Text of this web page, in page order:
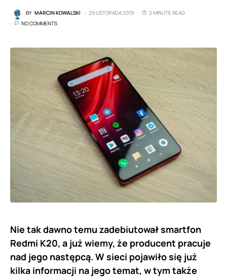
BY MARCIN KOWALSKI 29 LISTOPADA 2019
2 MINUTE READ
NO COMMENTS
Nie tak dawno temu zadebiutował smartfon
Redmi K20, a już wiemy, że producent pracuje
nad jego następcą. W sieci pojawiło się już
kilka informacji na jego temat, w tym także